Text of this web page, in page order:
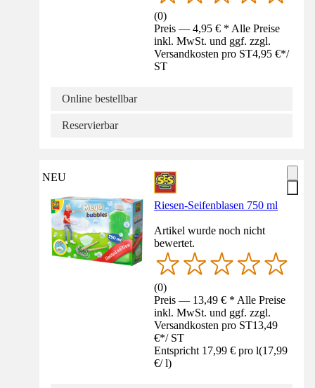
(0)
Preis — 4,95 € * Alle Preise
inkl. MwSt. und ggf. zzgl.
Versandkosten pro ST4,95 €*/
ST
Online bestellbar
Reservierbar
NEU
Riesen-Seifenblasen 750 ml
Artikel wurde noch nicht
bewertet.
(0)
Preis — 13,49 € * Alle Preise
inkl. MwSt. und ggf. zzgl.
Versandkosten pro ST13,49
€*/ ST
Entspricht 17,99 € pro l(17,99
€/ l)